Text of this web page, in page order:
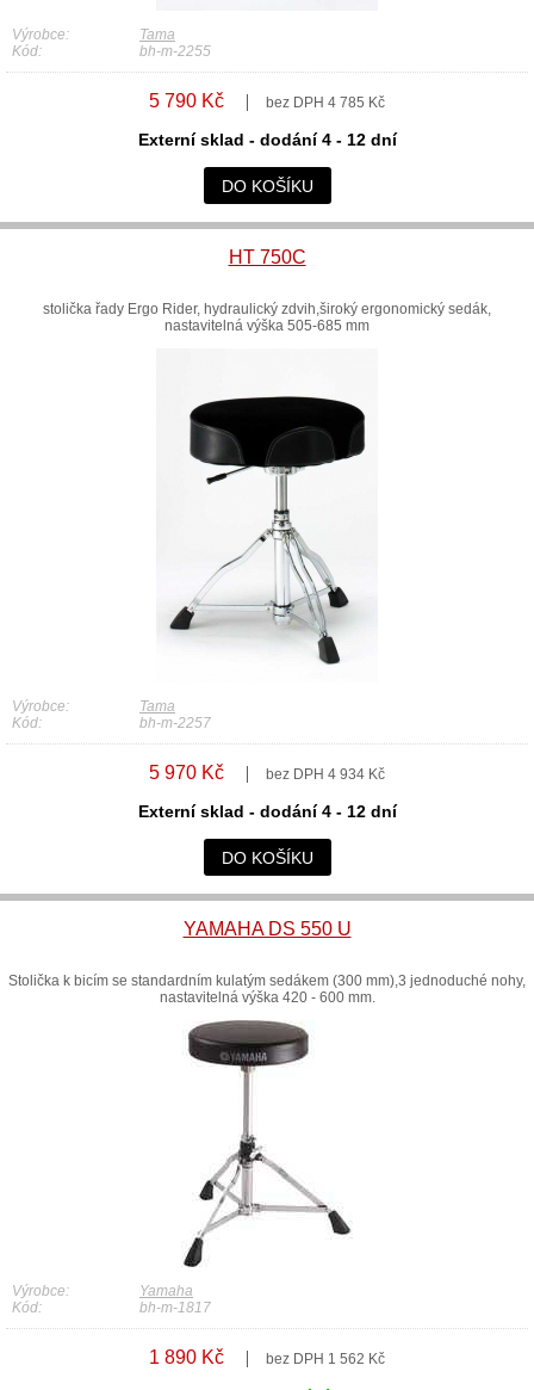
Výrobce:
Tama
Kód:
bh-m-2255
5 790 Kč bez DPH 4 785 Kč
Externí sklad - dodání 4 - 12 dní
DO KOŠÍKU
HT 750C
stolička řady Ergo Rider, hydraulický zdvih,široký ergonomický sedák,
nastavitelná výška 505-685 mm
Výrobce:
Tama
Kód:
bh-m-2257
5 970 Kč bez DPH 4 934 Kč
Externí sklad - dodání 4 - 12 dní
DO KOŠÍKU
YAMAHA DS 550 U
Stolička k bicím se standardním kulatým sedákem (300 mm),3 jednoduché nohy,
nastavitelná výška 420 - 600 mm.
Výrobce:
Yamaha
Kód:
bh-m-1817
1 890 Kč bez DPH 1 562 Kč